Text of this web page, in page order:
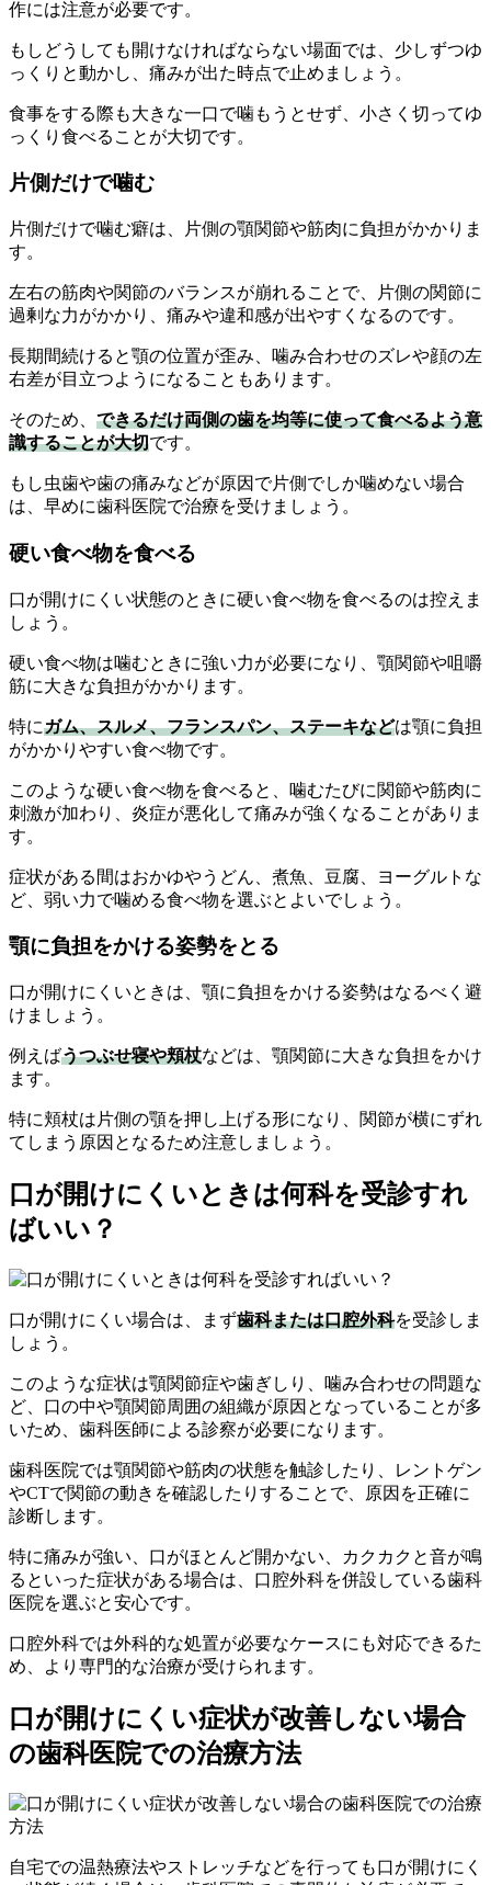
作には注意が必要です。
もしどうしても開けなければならない場面では、少しずつゆ
っくりと動かし、痛みが出た時点で止めましょう。
食事をする際も大きな一口で噛もうとせず、小さく切ってゆ
っくり食べることが大切です。
片側だけで噛む
片側だけで噛む癖は、片側の顎関節や筋肉に負担がかかりま
す。
左右の筋肉や関節のバランスが崩れることで、片側の関節に
過剰な力がかかり、痛みや違和感が出やすくなるのです。
長期間続けると顎の位置が歪み、噛み合わせのズレや顔の左
右差が目立つようになることもあります。
そのため、 できるだけ両側の歯を均等に使って食べるよう意
識することが大切です。
もし虫歯や歯の痛みなどが原因で片側でしか噛めない場合
は、早めに歯科医院で治療を受けましょう。
硬い食べ物を食べる
口が開けにくい状態のときに硬い食べ物を食べるのは控えま
しょう。
硬い食べ物は噛むときに強い力が必要になり、顎関節や咀嚼
筋に大きな負担がかかります。
特にガム、スルメ、フランスパン、ステーキなどは顎に負担
がかかりやすい食べ物です。
このような硬い食べ物を食べると、噛むたびに関節や筋肉に
刺激が加わり、炎症が悪化して痛みが強くなることがありま
す。
症状がある間はおかゆやうどん、煮魚、豆腐、ヨーグルトな
ど、弱い力で噛める食べ物を選ぶとよいでしょう。
顎に負担をかける姿勢をとる
口が開けにくいときは、顎に負担をかける姿勢はなるべく避
けましょう。
例えばうつぶせ寝や頬杖などは、顎関節に大きな負担をかけ
ます。
特に頬杖は片側の顎を押し上げる形になり、関節が横にずれ
てしまう原因となるため注意しましょう。
口が開けにくいときは何科を受診すれ
ばいい？
口が開けにくい場合は、まず歯科または口腔外科を受診しま
しょう。
このような症状は顎関節症や歯ぎしり、噛み合わせの問題な
ど、口の中や顎関節周囲の組織が原因となっていることが多
いため、歯科医師による診察が必要になります。
歯科医院では顎関節や筋肉の状態を触診したり、レントゲン
やCTで関節の動きを確認したりすることで、原因を正確に
診断します。
特に痛みが強い、口がほとんど開かない、カクカクと音が鳴
るといった症状がある場合は、口腔外科を併設している歯科
医院を選ぶと安心です。
口腔外科では外科的な処置が必要なケースにも対応できるた
め、より専門的な治療が受けられます。
口が開けにくい症状が改善しない場合
の歯科医院での治療方法
自宅での温熱療法やストレッチなどを行っても口が開けにく